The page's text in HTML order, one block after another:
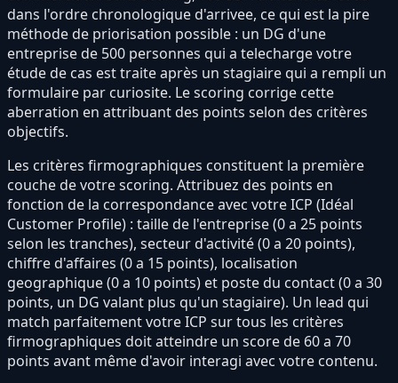
dans l'ordre chronologique d'arrivee, ce qui est la pire
méthode de priorisation possible : un DG d'une
entreprise de 500 personnes qui a telecharge votre
étude de cas est traite après un stagiaire qui a rempli un
formulaire par curiosite. Le scoring corrige cette
aberration en attribuant des points selon des critères
objectifs.
Les critères firmographiques constituent la première
couche de votre scoring. Attribuez des points en
fonction de la correspondance avec votre ICP (Idéal
Customer Profile) : taille de l'entreprise (0 a 25 points
selon les tranches), secteur d'activité (0 a 20 points),
chiffre d'affaires (0 a 15 points), localisation
geographique (0 a 10 points) et poste du contact (0 a 30
points, un DG valant plus qu'un stagiaire). Un lead qui
match parfaitement votre ICP sur tous les critères
firmographiques doit atteindre un score de 60 a 70
points avant même d'avoir interagi avec votre contenu.